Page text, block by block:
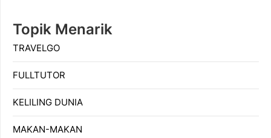
Topik Menarik
TRAVELGO
FULLTUTOR
KELILING DUNIA
MAKAN-MAKAN